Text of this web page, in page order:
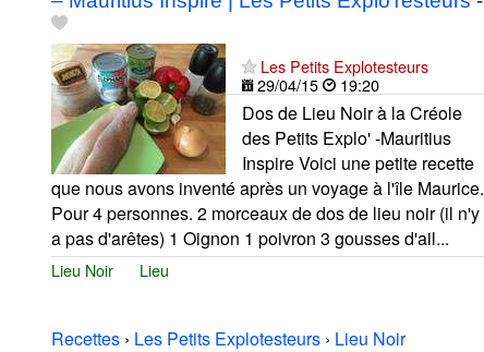
Les Petits Explotesteurs
29/04/15
19:20
Dos de Lieu Noir à la Créole
des Petits Explo' -Mauritius
Inspire Voici une petite recette
que nous avons inventé après un voyage à l'île Maurice.
Pour 4 personnes. 2 morceaux de dos de lieu noir (il n'y
a pas d'arêtes) 1 Oignon 1 poivron 3 gousses d'ail...
Lieu Noir Lieu
Recettes › Les Petits Explotesteurs › Lieu Noir